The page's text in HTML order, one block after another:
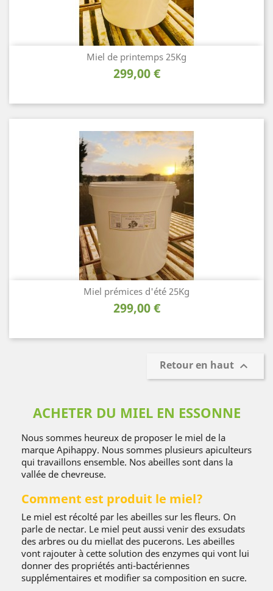
ACHETER DU MIEL EN ESSONNE
Nous sommes heureux de proposer le miel de la
marque Apihappy. Nous sommes plusieurs apiculteurs
qui travaillons ensemble. Nos abeilles sont dans la
vallée de chevreuse.
Comment est produit le miel?
Le miel est récolté par les abeilles sur les fleurs. On
parle de nectar. Le miel peut aussi venir des exsudats
des arbres ou du miellat des pucerons. Les abeilles
vont rajouter à cette solution des enzymes qui vont lui
donner des propriétés anti-bactériennes
supplémentaires et modifier sa composition en sucre.
Miel de printemps 25Kg
Prix
299,00 €
Miel prémices d'été 25Kg
Prix
299,00 €
Retour en haut 